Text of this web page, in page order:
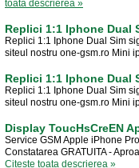
toata descrierea »
Replici 1:1 Iphone Dual
Replici 1:1 Iphone Dual Sim
siteul nostru one-gsm.ro Mini
Replici 1:1 Iphone Dual
Replici 1:1 Iphone Dual Sim
siteul nostru one-gsm.ro Mini
Display ToucHsCreEN
Service GSM Apple iPhone
Constatarea GRATUITA -
Citeste toata descrierea »